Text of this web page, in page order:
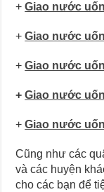
+Giao nước
+Giao nước
+Giao nước
+Giao nước
+Giao nước
Cũng như các
và các huyện
cho các bạn để